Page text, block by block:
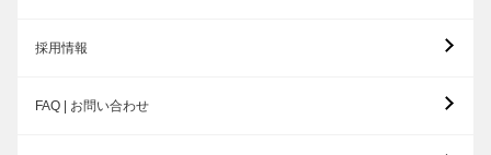
採用情報
FAQ | お問い合わせ